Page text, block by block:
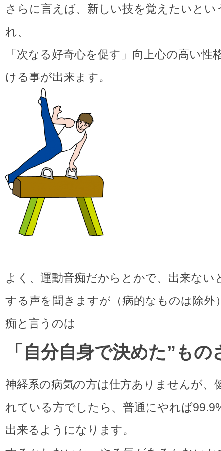
さらに言えば、新しい技を覚えたいとい
れ、
「次なる好奇心を促す」向上心の高い性
ける事が出来ます。
よく、運動音痴だからとかで、出来ない
する声を聞きますが（病的なものは除外
痴と言うのは
「自分自身で決めた”もの
神経系の病気の方は仕方ありませんが、
れている方でしたら、普通にやれば
出来るようになります。